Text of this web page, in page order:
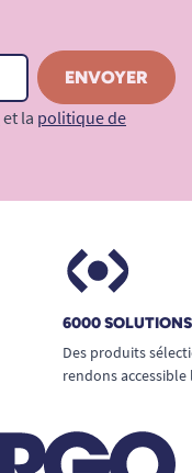
et la politique de
6000
Des produits
rendons